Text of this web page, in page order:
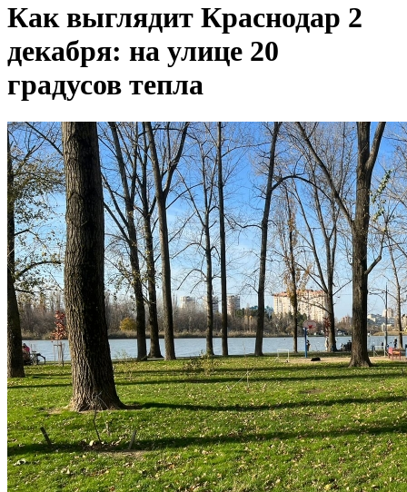
Как выглядит Краснодар 2
декабря: на улице 20
градусов тепла